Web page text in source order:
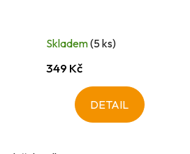
Skladem(5 ks)
349 Kč
DETAIL